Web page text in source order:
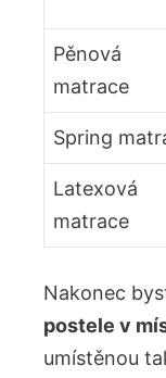
Pěnová
matrace
Spring
Latexová
matrace
Nakonec
postele v
umístěnou